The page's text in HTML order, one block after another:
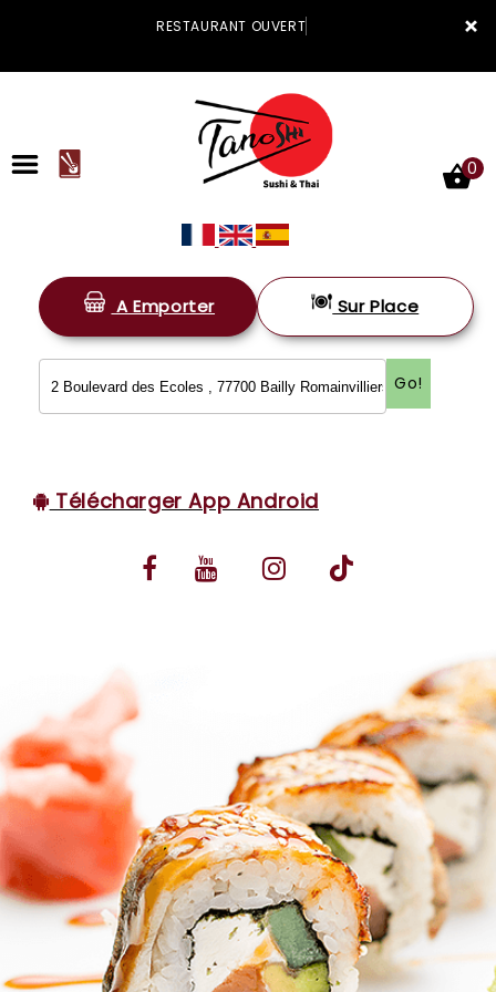
×
RESTAURANT OUVERT
ACCUEIL
LA CARTE
VOS AVIS
MENTIONS LÉGALES
0
A Emporter Sur Place
Go!
Télécharger App Android